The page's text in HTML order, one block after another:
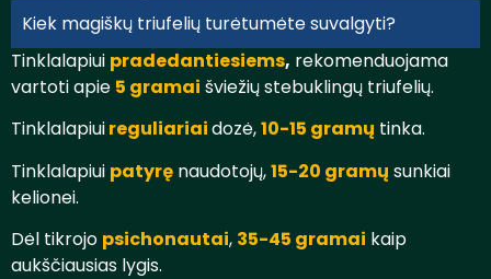
Kiek magiškų triufelių turėtumėte suvalgyti?
Tinklalapiui pradedantiesiems, rekomenduojama
vartoti apie 5 gramai šviežių stebuklingų triufelių.
Tinklalapiuireguliariaidozė,10-15 gramų tinka.
Tinklalapiui patyrę naudotojų,15-20 gramų sunkiai
kelionei.
Dėl tikrojo psichonautai, 35-45 gramai kaip
aukščiausias lygis.